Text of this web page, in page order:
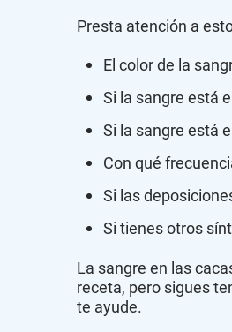
Presta atención a
El color de la
Si la sangre está
Si la sangre está
Con qué
Si las
Si tienes otros
La sangre en las
receta, pero sigues
te ayude.